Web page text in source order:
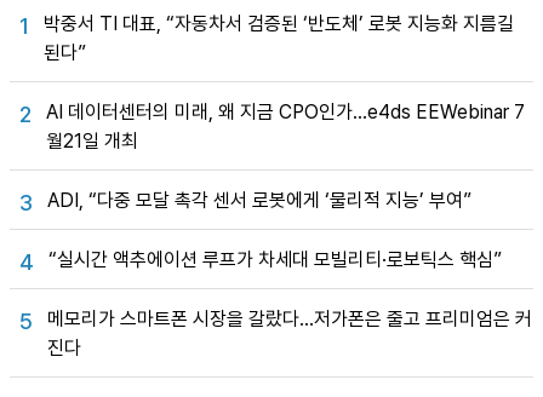
1
박중서 TI 대표, “자동차서 검증된 ‘반도체’ 로봇 지능화 지름길
된다”
2
AI 데이터센터의 미래, 왜 지금 CPO인가…e4ds EEWebinar 7
월21일 개최
3 ADI, “다중 모달 촉각 센서 로봇에게 ‘물리적 지능’ 부여”
4 “실시간 액추에이션 루프가 차세대 모빌리티·로보틱스 핵심”
5
메모리가 스마트폰 시장을 갈랐다…저가폰은 줄고 프리미엄은 커
진다